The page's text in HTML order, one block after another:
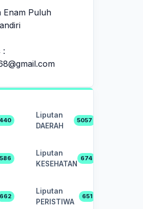
Enam Puluh
:
Liputan
DAERAH
5057
Liputan
KESEHATAN
674
662
Liputan
PERISTIWA
651